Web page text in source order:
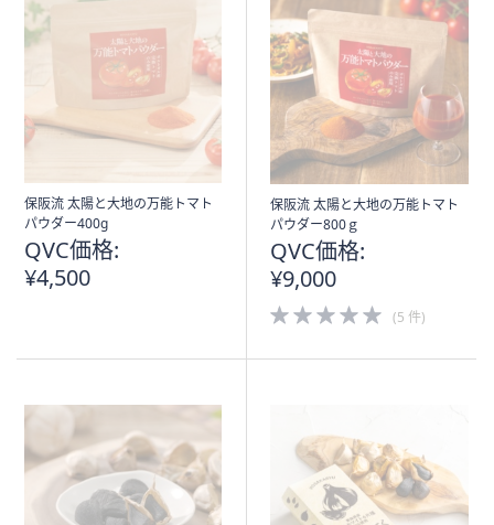
保阪流 太陽と大地の万能トマト
パウダー400g
QVC価格:
¥4,500
保阪流 太陽と大地の万能トマト
パウダー800ｇ
QVC価格:
¥9,000
5.0
of
(5 件)